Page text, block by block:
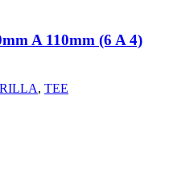
A 110mm (6 A 4)
, TEE